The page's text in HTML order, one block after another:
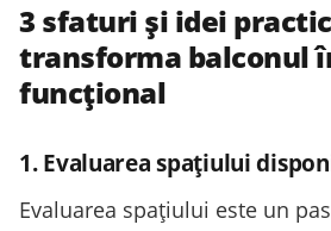
3 sfaturi și idei
transforma balconul
funcțional
1. Evaluarea spațiului
Evaluarea spațiului este un